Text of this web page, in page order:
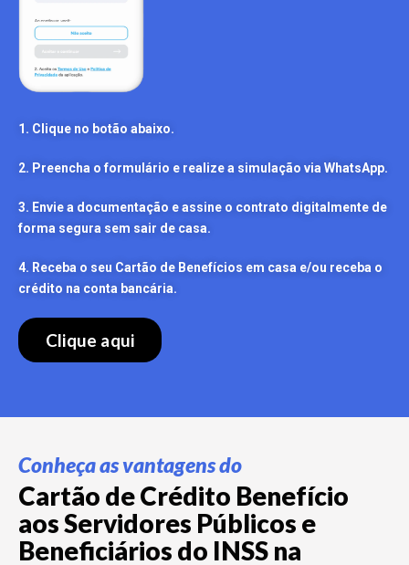
1. Clique no botão abaixo.
2. Preencha o formulário e realize a simulação via WhatsApp.
3. Envie a documentação e assine o contrato digitalmente de
forma segura sem sair de casa.
4. Receba o seu Cartão de Benefícios em casa e/ou receba o
crédito na conta bancária.
Clique aqui
Conheça as vantagens do
Cartão de Crédito Benefício
aos Servidores Públicos e
Beneficiários do INSS na